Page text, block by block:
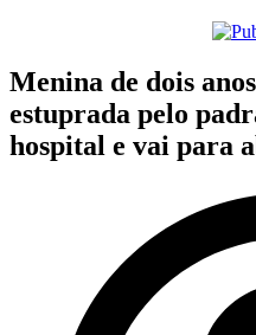
Menina de dois
estuprada pelo
hospital e vai para